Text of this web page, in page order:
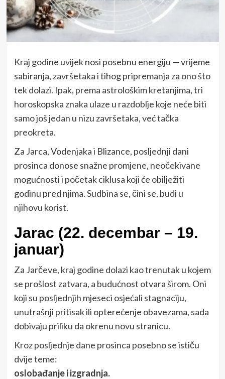
Kraj godine uvijek nosi posebnu energiju — vrijeme
sabiranja, završetaka i tihog pripremanja za ono što
tek dolazi. Ipak, prema astrološkim kretanjima, tri
horoskopska znaka ulaze u razdoblje koje neće biti
samo još jedan u nizu završetaka, već tačka
preokreta.
Za Jarca, Vodenjaka i Blizance, posljednji dani
prosinca donose snažne promjene, neočekivane
mogućnosti i početak ciklusa koji će obilježiti
godinu pred njima. Sudbina se, čini se, budi u
njihovu korist.
Jarac (22. decembar – 19.
januar)
Za Jarčeve, kraj godine dolazi kao trenutak u kojem
se prošlost zatvara, a budućnost otvara širom. Oni
koji su posljednjih mjeseci osjećali stagnaciju,
unutrašnji pritisak ili opterećenje obavezama, sada
dobivaju priliku da okrenu novu stranicu.
Kroz posljednje dane prosinca posebno se ističu
dvije teme:
oslobađanje i izgradnja.